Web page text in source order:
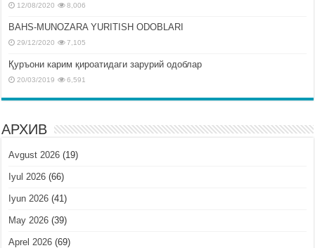
12/08/2020 8,006
BAHS-MUNOZARA YURITISH ODOBLARI
29/12/2020 7,105
Қуръони карим қироатидаги зарурий одоблар
20/03/2019 6,591
АРХИВ
Avgust 2026 (19)
Iyul 2026 (66)
Iyun 2026 (41)
May 2026 (39)
Aprel 2026 (69)